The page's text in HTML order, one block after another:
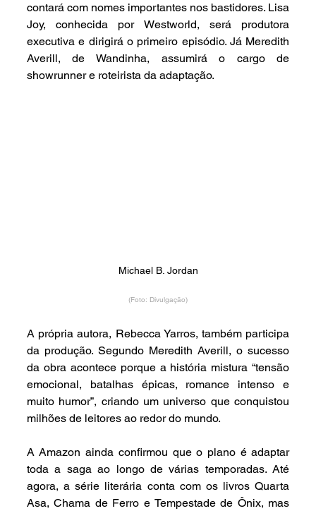
contará com nomes importantes nos bastidores. Lisa
Joy, conhecida por Westworld, será produtora
executiva e dirigirá o primeiro episódio. Já Meredith
Averill, de Wandinha, assumirá o cargo de
showrunner e roteirista da adaptação.
Michael B. Jordan
(Foto: Divulgação)
A própria autora, Rebecca Yarros, também participa
da produção. Segundo Meredith Averill, o sucesso
da obra acontece porque a história mistura “tensão
emocional, batalhas épicas, romance intenso e
muito humor”, criando um universo que conquistou
milhões de leitores ao redor do mundo.
A Amazon ainda confirmou que o plano é adaptar
toda a saga ao longo de várias temporadas. Até
agora, a série literária conta com os livros Quarta
Asa, Chama de Ferro e Tempestade de Ônix, mas